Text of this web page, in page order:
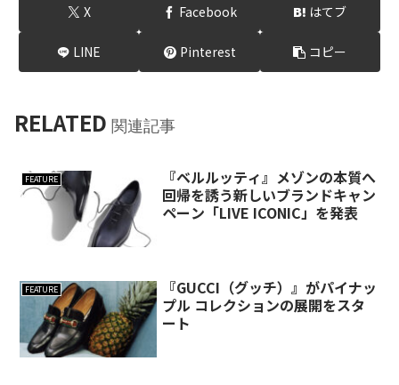
X Facebook はてブ
LINE Pinterest コピー
RELATED 関連記事
FEATURE
『ベルルッティ』メゾンの本質へ
回帰を誘う新しいブランドキャン
ペーン「LIVE ICONIC」を発表
FEATURE
『GUCCI（グッチ）』がパイナッ
プル コレクションの展開をスタ
ート